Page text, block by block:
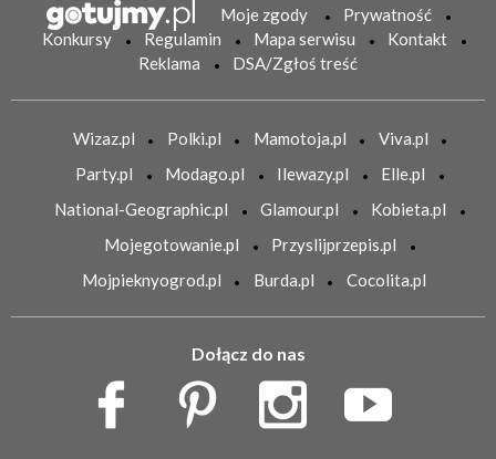
Moje zgody
Prywatność
Konkursy
Regulamin Mapa serwisu
Kontakt
Reklama
DSA/Zgłoś treść
Wizaz.pl Polki.pl Mamotoja.pl
Viva.pl
Party.pl
Modago.pl Ilewazy.pl
Elle.pl
National-Geographic.pl
Glamour.pl
Kobieta.pl
Mojegotowanie.pl
Przyslijprzepis.pl
Mojpieknyogrod.pl
Burda.pl Cocolita.pl
Dołącz do nas